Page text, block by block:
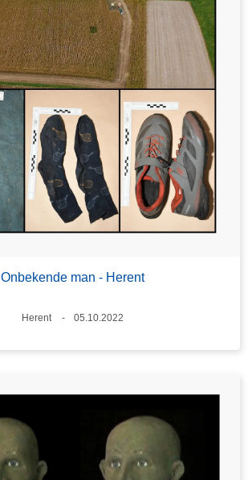
Onbekende man - Herent
Plaats
Herent
05.10.2022